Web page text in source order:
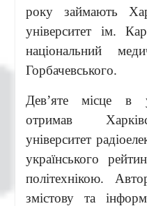
року займають
університет ім.
національний
Горбачевського.
Дев’яте місце в
отримав
університет
українського
політехнікою.
змістову та